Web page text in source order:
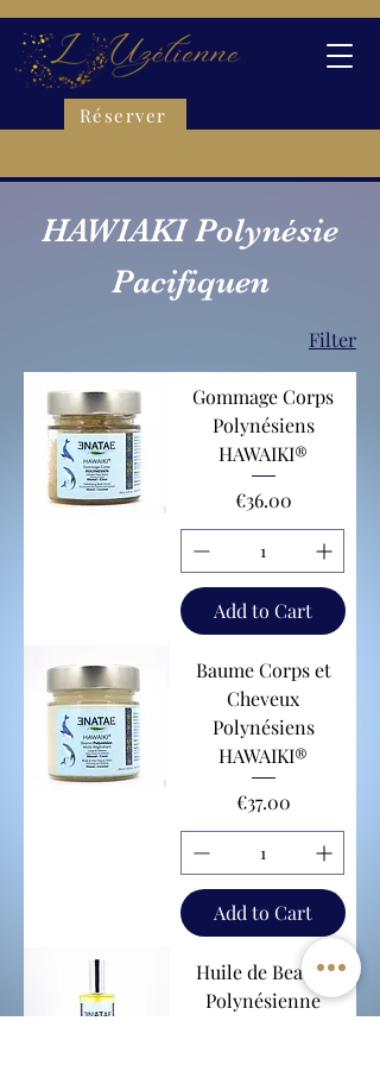
Réserver
HAWIAKI Polynésie
Pacifiquen
Filter
Gommage Corps
Polynésiens
HAWAIKI®
Price
€36.00
Add to Cart
Baume Corps et
Cheveux
Polynésiens
HAWAIKI®
Price
€37.00
Add to Cart
Huile de Beauté
Polynésienne